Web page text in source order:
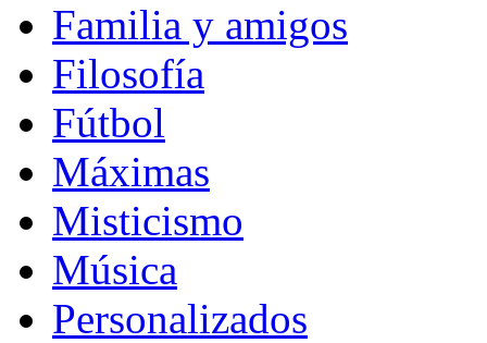
Familia y amigos
Filosofía
Fútbol
Máximas
Misticismo
Música
Personalizados